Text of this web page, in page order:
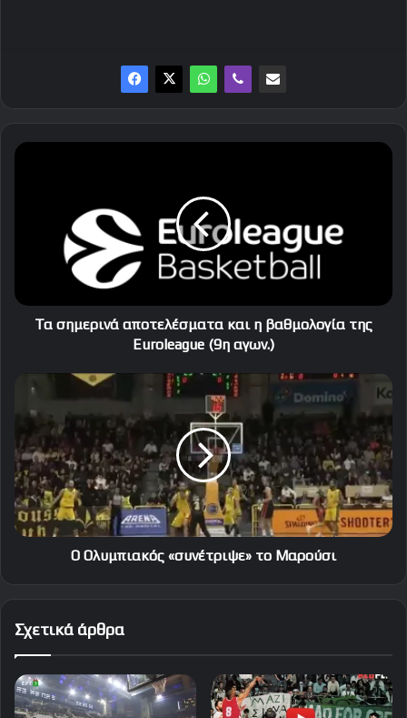
Τα
βαθμολογία
Euroleague
(9η
αγων.)Τα σημερινά αποτελέσματα και η βαθμολογία της
Euroleague (9η αγων.)
Ολυμπιακός
«συνέτριψε»
το
Μαρούσι
Ο Ολυμπιακός «συνέτριψε» το Μαρούσι
Σχετικά άρθρα